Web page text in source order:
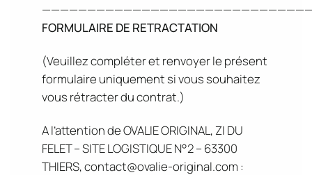
FORMULAIRE DE RETRACTATION
(Veuillez compléter et renvoyer le présent
formulaire uniquement si vous souhaitez
vous rétracter du contrat.)
A l’attention de OVALIE ORIGINAL, ZI DU
FELET – SITE LOGISTIQUE N°2 – 63300
THIERS, contact@ovalie-original.com :